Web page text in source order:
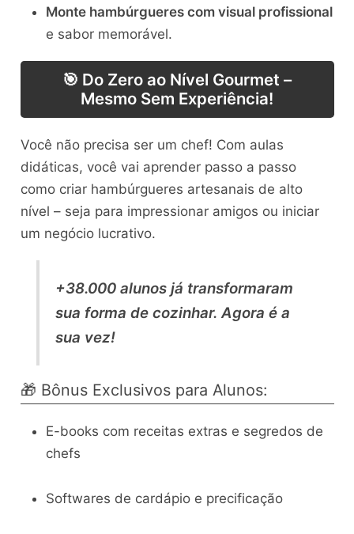
Monte hambúrgueres com visual profissional
e sabor memorável.
🎯 Do Zero ao Nível Gourmet –
Mesmo Sem Experiência!
Você não precisa ser um chef! Com aulas
didáticas, você vai aprender passo a passo
como criar hambúrgueres artesanais de alto
nível – seja para impressionar amigos ou iniciar
um negócio lucrativo.
+38.000 alunos já transformaram
sua forma de cozinhar. Agora é a
sua vez!
🎁 Bônus Exclusivos para Alunos:
E-books com receitas extras e segredos de
chefs
Softwares de cardápio e precificação